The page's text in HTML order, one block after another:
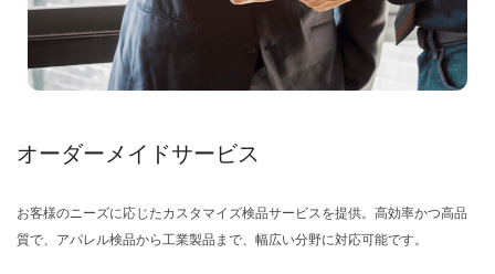
オーダーメイドサービス
お客様のニーズに応じたカスタマイズ検品サービスを提供。高効率かつ高品
質で、アパレル検品から工業製品まで、幅広い分野に対応可能です。